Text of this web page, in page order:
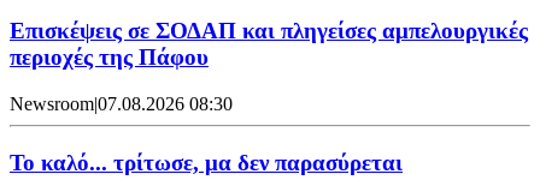
Επισκέψεις σε ΣΟΔΑΠ και πληγείσες αμπελουργικές
περιοχές της Πάφου
Newsroom|07.08.2026 08:30
Το καλό... τρίτωσε, μα δεν παρασύρεται